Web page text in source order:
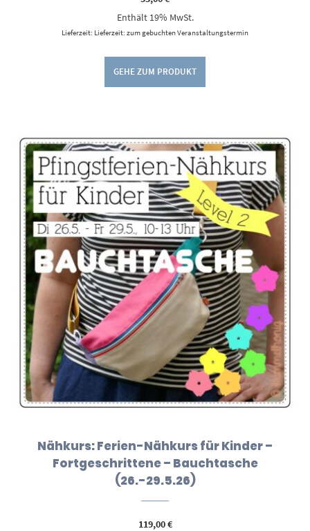
Enthält 19% MwSt.
Lieferzeit: Lieferzeit: zum gebuchten Veranstaltungstermin
GEHE ZUM PRODUKT
Nähkurs: Ferien-Nähkurs für Kinder –
Fortgeschrittene – Bauchtasche
(26.-29.5.26)
119,00€